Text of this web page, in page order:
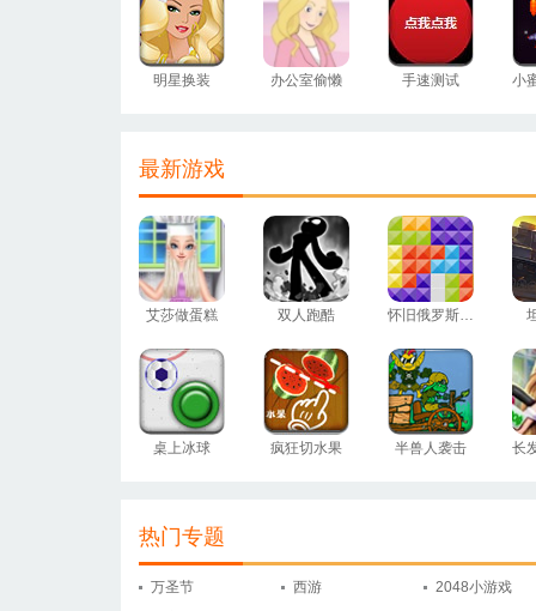
明星换装 办公室偷懒 手速测试
最新游戏
艾莎做蛋糕 双人跑酷 怀旧俄罗斯方块
桌上冰球 疯狂切水果 半兽人袭击 长
热门专题
万圣节 西游
2048小游戏